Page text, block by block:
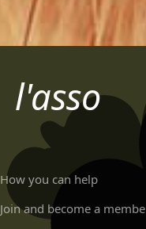
l'asso
How you can help
Join and become a